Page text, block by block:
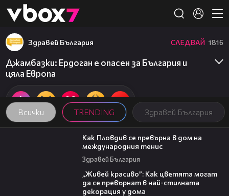
👾
Всички TRENDING Здравей България
Здравей България СЛЕДВАЙ 1816
Джамбазки: Ердоган е опасен за България и
цяла Европа
03:09
Как Пловдив се превърна в дом на
международния тенис
Здравей България
„Живей красиво”: Как цветята могат
да се превърнат в най-стилната
декорация у дома